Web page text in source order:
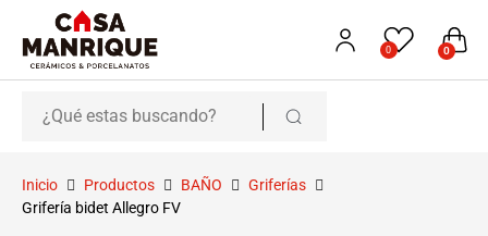
0 0
Inicio Productos BAÑO
Griferías
Grifería bidet Allegro FV